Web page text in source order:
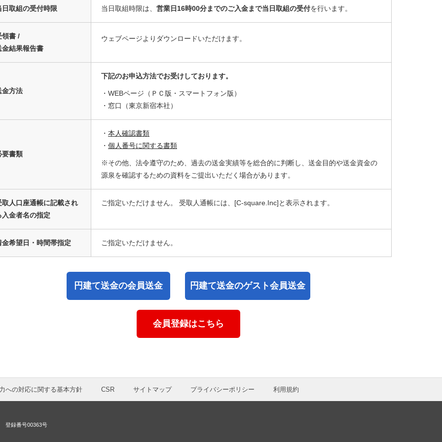
日取組の受付時限 当日取組時限は、 営業日16時00分までのご入金まで当日取組の受付を行います。
領書 /
金結果報告書
ウェブページよりダウンロードいただけます。
金方法
下記のお申込方法でお受けしております。
・WEBページ（ＰＣ版・スマートフォン版）
・窓口（東京新宿本社）
要書類
・ 本人確認書類
・ 個人番号に関する書類
※その他、法令遵守のため、過去の送金実績等を総合的に判断し、送金目的や送金資金の
源泉を確認するための資料をご提出いただく場合があります。
取人口座通帳に記載され
入金者名の指定
ご指定いただけません。 受取人通帳には、[C-square.Inc]と表示されます。
金希望日・時間帯指定 ご指定いただけません。
円建て送金の会員送金 円建て送金のゲスト会員送金
会員登録はこちら
への対応に関する基本方針 CSR サイトマップ プライバシーポリシー 利用規約
登録番号00363号